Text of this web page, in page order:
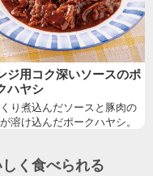
ジ用コク深いソースのポ
ハヤシ
り煮込んだソースと豚肉の
溶け込んだポークハヤシ。
く食べられる